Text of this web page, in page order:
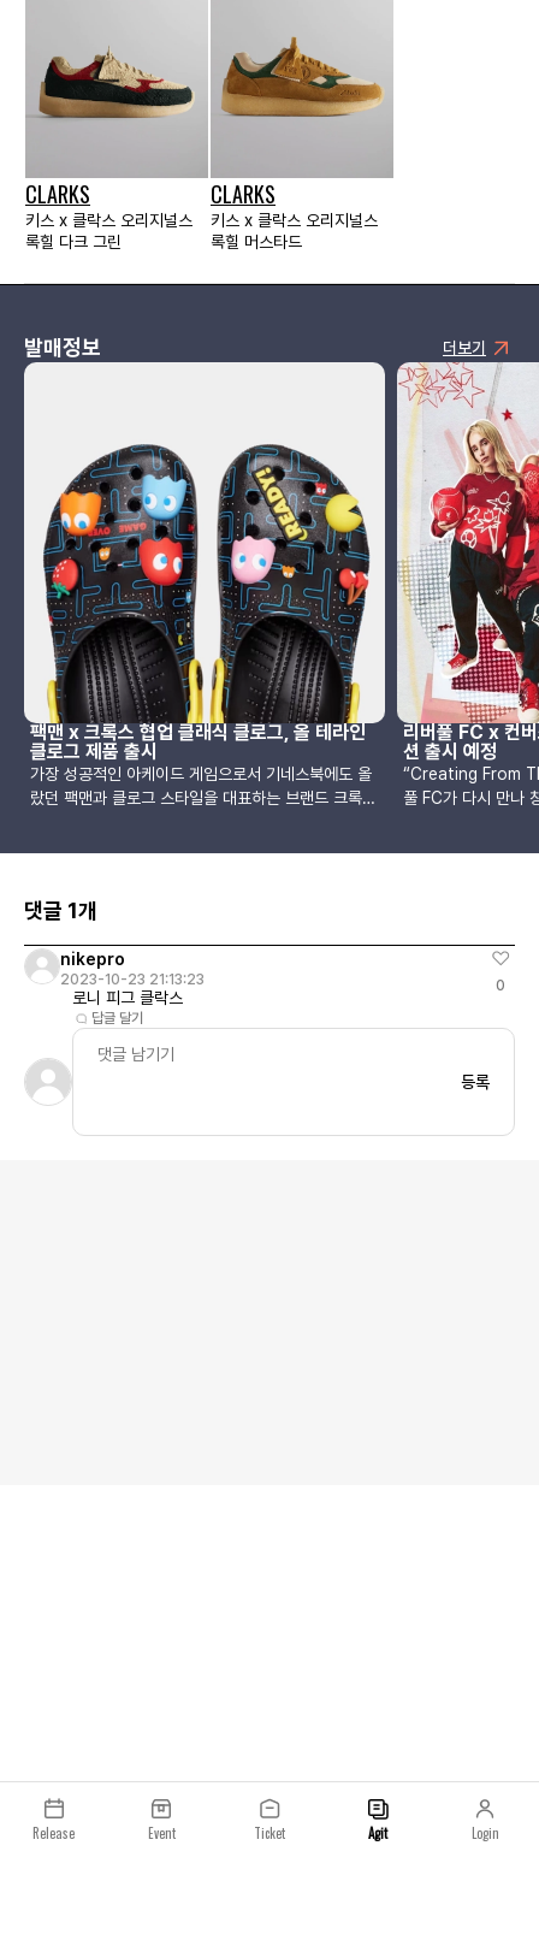
CLARKS
키스 x 클락스 오리지널스
록힐 다크 그린
CLARKS
키스 x 클락스 오리지널스
록힐 머스타드
발매정보 더보기
팩맨 x 크록스 협업 클래식 클로그, 올 테라인
클로그 제품 출시
가장 성공적인 아케이드 게임으로서 기네스북에도 올
랐던 팩맨과 클로그 스타일을 대표하는 브랜드 크록스
니다. Pac-Man x Crocs Classic Clog레트로 게
임과 각 단계에서의 편안함을 사랑하는 이들을 위해,
팩맨 클래식 클로그는 여러분의 이상적인 신발 선택입
니다. 이 독특한 신발은 팩맨의 재미를 극대화시키는
것뿐만 아니라, 다양한 기능들로 일상을 편안하게 만
들어줍니다색상 : 블랙제품 코드 : 209321-001발매
일 : 2023년 10월 20일가격 : 79,900원 Pac-
Man x Crocs All Terrain Clog팩맨 올터레인 클로
그를 소개합니다 – 편안함, 스타일, 그리고 향수의 상
징적인 결합입니다. 팩맨의 밝은 노란색을 강조하여
리버풀 FC x 컨
션 출시 예정
“Creating From
풀 FC가 다시 만나
기 내에서의 창의성
에 대한 애정을 개
나보세요.이번 협
FC x Converse
인, 컨버스 홍대, 카
댓글 1개
nikepro
2023-10-23 21:13:23
로니 피그 클락스
답글 달기
0
등록
Release Event Ticket Agit Login